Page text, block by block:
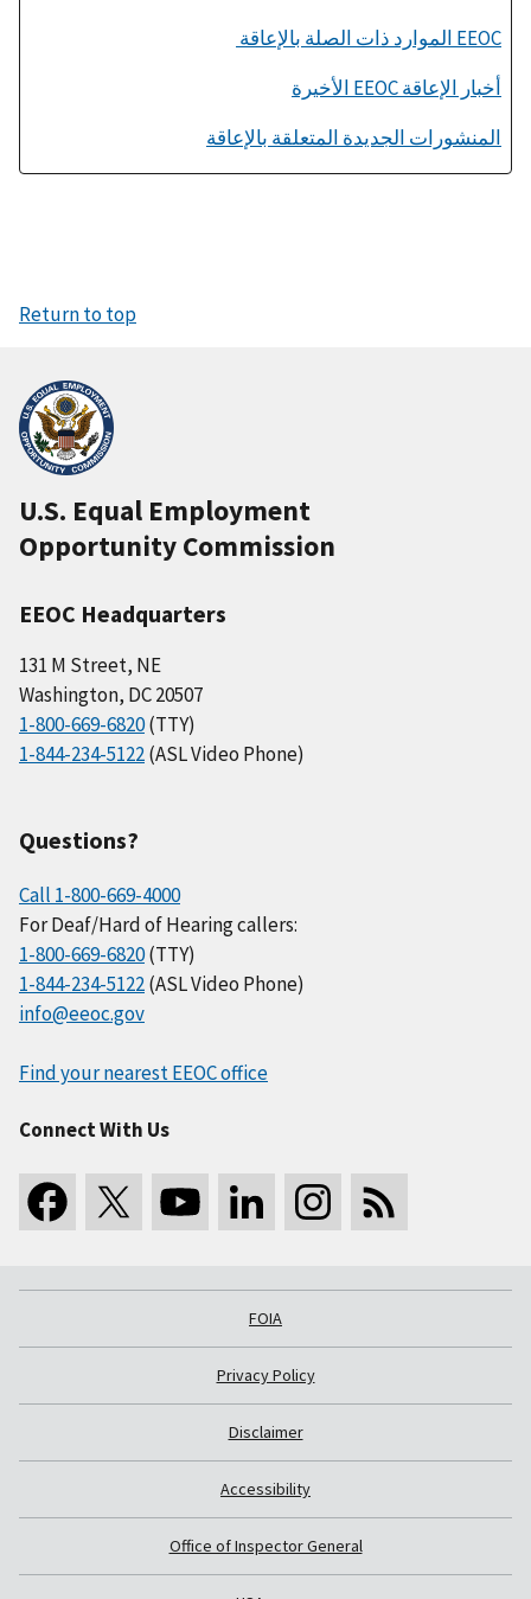
EEOC الموارد ذات الصلة بالإعاقة
أخبار الإعاقة EEOC الأخيرة
المنشورات الجديدة المتعلقة بالإعاقة
Return to top
U.S. Equal Employment
Opportunity Commission
EEOC Headquarters
131 M Street, NE
Washington, DC 20507
1-800-669-6820(TTY)
1-844-234-5122(ASL Video Phone)
Questions?
Call 1-800-669-4000
For Deaf/Hard of Hearing callers:
1-800-669-6820(TTY)
1-844-234-5122(ASL Video Phone)
info@eeoc.gov
Find your nearest EEOC office
Connect With Us
FOIA
Privacy Policy
Disclaimer
Accessibility
Office of Inspector General